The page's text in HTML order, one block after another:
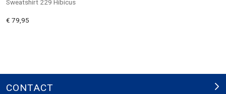
Sweatshirt 229 Hibicus
€ 79,95
CONTACT